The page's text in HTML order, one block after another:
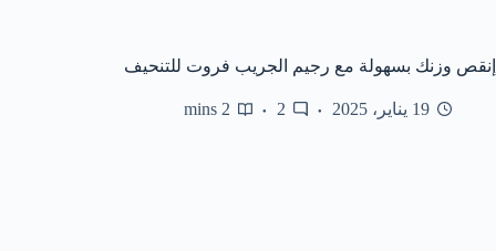
إنقص وزنك بسهولة مع رجيم الجريب فروت للتنحيف
19 يناير، 2025 2
2 mins